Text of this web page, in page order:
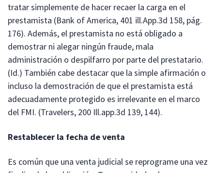
tratar simplemente de hacer recaer la carga en el
prestamista (Bank of America, 401 ill.App.3d 158, pág.
176). Además, el prestamista no está obligado a
demostrar ni alegar ningún fraude, mala
administración o despilfarro por parte del prestatario.
(Id.) También cabe destacar que la simple afirmación o
incluso la demostración de que el prestamista está
adecuadamente protegido es irrelevante en el marco
del FMI. (Travelers, 200 Ill.app.3d 139, 144).
Restablecer la fecha de venta
Es común que una venta judicial se reprograme una vez